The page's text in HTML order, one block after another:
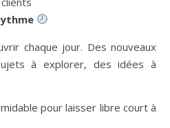
chaque jour. Des nouveaux
à explorer, des idées à
pour laisser libre court à